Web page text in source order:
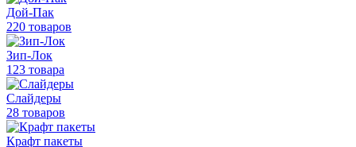
Дой-Пак
220 товаров
Зип-Лок
123 товара
Слайдеры
28 товаров
Крафт пакеты